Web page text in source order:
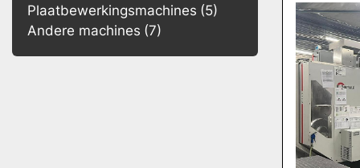
Plaatbewerkingsmachines 5
Andere machines 7